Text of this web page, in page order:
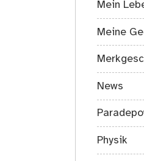
Mein
Meine
News
Physik